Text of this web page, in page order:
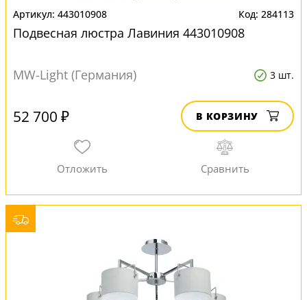
443010908 284113
Подвесная люстра Лавиния 443010908
MW-Light (Германия) 3 шт.
52 700 ₽ В КОРЗИНУ